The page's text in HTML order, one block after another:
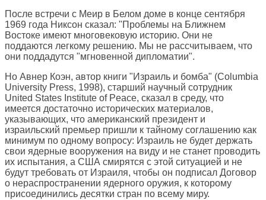
После встречи с Меир в Белом доме в конце сентября
1969 года Никсон сказал: "Проблемы на Ближнем
Востоке имеют многовековую историю. Они не
поддаются легкому решению. Мы не рассчитываем, что
они поддадутся "мгновенной дипломатии".
Но Авнер Коэн, автор книги "Израиль и бомба" (Columbia
University Press, 1998), старший научный сотрудник
United States Institute of Peace, сказал в среду, что
имеется достаточно исторических материалов,
указывающих, что американский президент и
израильский премьер пришли к тайному соглашению как
минимум по одному вопросу: Израиль не будет держать
свои ядерные вооружения на виду и не станет проводить
их испытания, а США смирятся с этой ситуацией и не
будут требовать от Израиля, чтобы он подписал Договор
о нераспространении ядерного оружия, к которому
присоединились десятки стран по всему миру.